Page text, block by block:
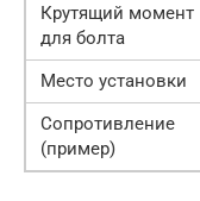
Крутящий момент
для болта
Место установки
Сопротивление
(пример)